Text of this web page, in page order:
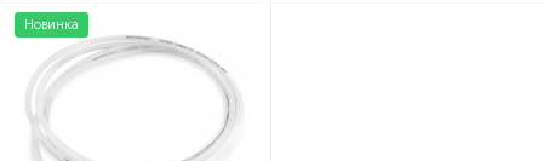
Новинка